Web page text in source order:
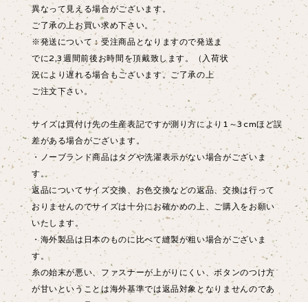
異なって見える場合がございます。
ご了承の上お買い求め下さい。
※発送について：受注商品となりますので発送ま
でに2,3週間前後お時間を頂戴致します。（入荷状
況により遅れる場合もございます。ご了承の上
ご注文下さい。
サイズは買付け先の生産表記ですが測り方により1～3cmほど誤
差がある場合がございます。
・ノーブランド商品はタグや洗濯表示がない場合がございま
す。
返品についてサイズ交換、お色交換などの返品、交換は行って
おりませんのでサイズは十分にお確かめの上、ご購入をお願い
いたします。
・海外製品は日本のものに比べて縫製が粗い場合がございま
す。
糸の始末が悪い、ファスナーが上がりにくい、ボタンのつけ方
が甘いということは海外基準では返品対象となりませんのであ